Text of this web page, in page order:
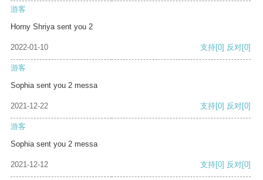
游客
Horny Shriya sent you 2
2022-01-10 支持[0] 反对[0]
游客
Sophia sent you 2 messa
2021-12-22 支持[0] 反对[0]
游客
Sophia sent you 2 messa
2021-12-12 支持[0] 反对[0]